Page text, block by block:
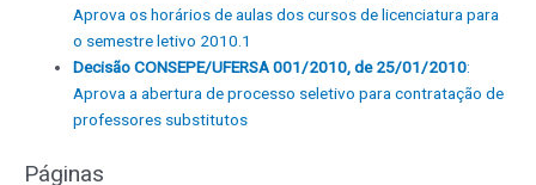
Aprova os horários de aulas dos cursos de licenciatura para
o semestre letivo 2010.1
Decisão CONSEPE/UFERSA 001/2010, de 25/01/2010:
Aprova a abertura de processo seletivo para contratação de
professores substitutos
Páginas